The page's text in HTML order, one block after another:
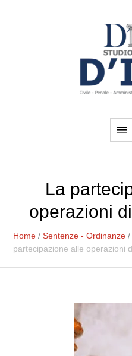
La
operazioni
Home /Sentenze - Ordinanze
partecipazione alle operazioni